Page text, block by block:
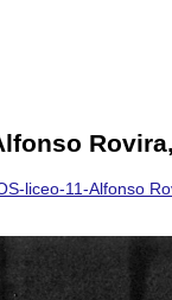
liceo-11-Alfonso